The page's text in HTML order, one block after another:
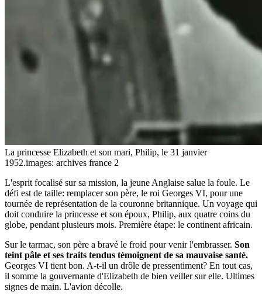
La princesse Elizabeth et son mari, Philip, le 31 janvier
1952.images: archives france 2
L'esprit focalisé sur sa mission, la jeune Anglaise salue la foule. Le
défi est de taille: remplacer son père, le roi Georges VI, pour une
tournée de représentation de la couronne britannique. Un voyage qui
doit conduire la princesse et son époux, Philip, aux quatre coins du
globe, pendant plusieurs mois. Première étape: le continent africain.
Sur le tarmac, son père a bravé le froid pour venir l'embrasser. Son
teint pâle et ses traits tendus témoignent de sa mauvaise santé.
Georges VI tient bon. A-t-il un drôle de pressentiment? En tout cas,
il somme la gouvernante d'Elizabeth de bien veiller sur elle. Ultimes
signes de main. L'avion décolle.